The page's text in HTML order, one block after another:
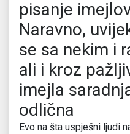
pisanje
Naravno,
se sa nekim i
ali i kroz
imejla
odlična
Evo na šta uspješni ljudi